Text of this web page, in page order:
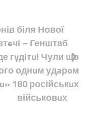
біля Нової
– Генштаб
гyдiтu! Чули що
однuм удaрoм
180 російськuх
військовuх